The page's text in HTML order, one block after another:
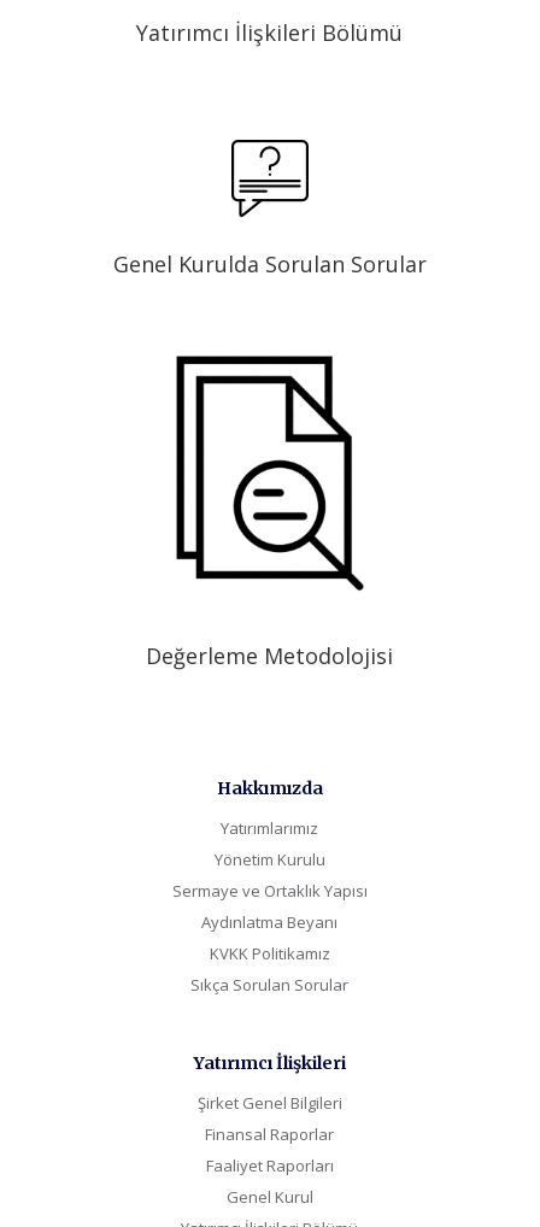
Yatırımcı İlişkileri Bölümü
Genel Kurulda Sorulan Sorular
Değerleme Metodolojisi
Hakkımızda
Yatırımlarımız
Yönetim Kurulu
Sermaye ve Ortaklık Yapısı
Aydınlatma Beyanı
KVKK Politikamız
Sıkça Sorulan Sorular
Yatırımcı İlişkileri
Şirket Genel Bilgileri
Finansal Raporlar
Faaliyet Raporları
Genel Kurul